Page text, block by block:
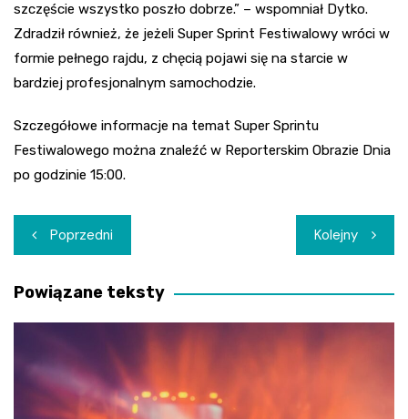
szczęście wszystko poszło dobrze.” – wspomniał Dytko.
Zdradził również, że jeżeli Super Sprint Festiwalowy wróci w
formie pełnego rajdu, z chęcią pojawi się na starcie w
bardziej profesjonalnym samochodzie.
Szczegółowe informacje na temat Super Sprintu
Festiwalowego można znaleźć w Reporterskim Obrazie Dnia
po godzinie 15:00.
Nawigacja
wpisu
Poprzedni Kolejny
Powiązane teksty